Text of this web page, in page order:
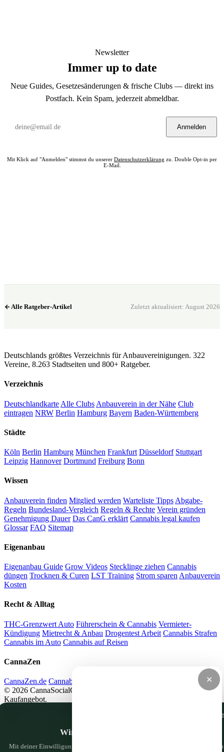
Nur notwendige
Wir haben da ein paar Cookies
Mit deiner Einwilligung nutzen wir Google Analytics, um zu sehen, was hier
Newsletter
Immer up to date
Neue Guides, Gesetzesänderungen & frische Clubs — direkt ins
Postfach. Kein Spam, jederzeit abmeldbar.
Anmelden
Mit Klick auf "Anmelden" stimmst du unserer Datenschutzerklärung zu. Double Opt-in per
E-Mail.
Alle Ratgeber-Artikel Zuletzt aktualisiert: August 2026
Deutschlands größtes Verzeichnis für Anbauvereinigungen. 322
Vereine, 8.263 Stadtseiten und 800+ Ratgeber.
Verzeichnis
Deutschlandkarte Alle Clubs Anbauverein in der Nähe Club
eintragen NRW Berlin Hamburg Bayern Baden-Württemberg
Städte
Köln Berlin Hamburg München Frankfurt Düsseldorf Stuttgart
Leipzig Hannover Dortmund Freiburg Bonn
Wissen
Anbauverein finden Mitglied werden Warteliste Tipps Abgabe-
Regeln Bundesland-Vergleich Regeln & Rechte Verein gründen
Genehmigung Dauer Das CanG erklärt Cannabis legal kaufen
Glossar FAQ Sitemap
Eigenanbau
Eigenanbau Guide Grow Videos Stecklinge ziehen Cannabis
düngen Trocknen & Curen LST Training Strom sparen Anbauverein
Kosten
Recht & Alltag
THC-Grenzwert Auto Führerschein & Cannabis Vermieter-
Kündigung Mietrecht & Anbau Drogentest Arbeit Cannabis Strafen
Cannabis im Auto Cannabis auf Reisen
CannaZen
CannaZen.de Cannabis per Rezept
© 2026 CannaSocialClub.de — Alle Angaben ohne Gewähr. Kein
Kaufangebot.
✕